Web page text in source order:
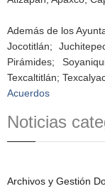
Además de los
Jocotitlán;
Pirámides;
Texcaltitlán;
Acuerdos
Noticias
Archivos y Gestión